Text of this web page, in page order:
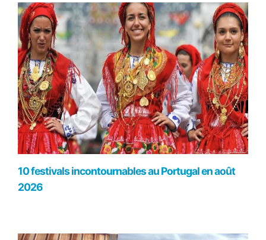
10 festivals incontournables au Portugal en août
2026